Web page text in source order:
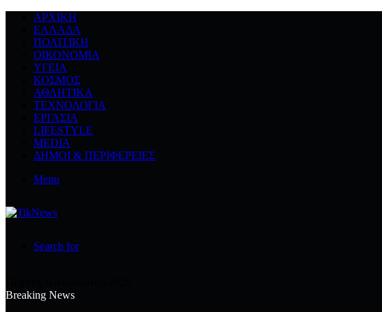
ΑΡΧΙΚΉ
ΕΛΛΆΔΑ
ΠΟΛΙΤΙΚΉ
ΟΙΚΟΝΟΜΊΑ
ΥΓΕΊΑ
ΚΌΣΜΟΣ
ΑΘΛΗΤΙΚΆ
ΤΕΧΝΟΛΟΓΙΆ
ΕΡΓΑΣΊΑ
LIFESTYLE
MEDIA
ΔΉΜΟΙ & ΠΕΡΙΦΈΡΕΙΕΣ
Menu
Search for
Breaking News